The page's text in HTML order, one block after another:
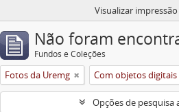
Visualizar impressão
Não foram
Fundos e Coleções
Fotos da Uremg Com objetos digitais
Opções de pesquisa